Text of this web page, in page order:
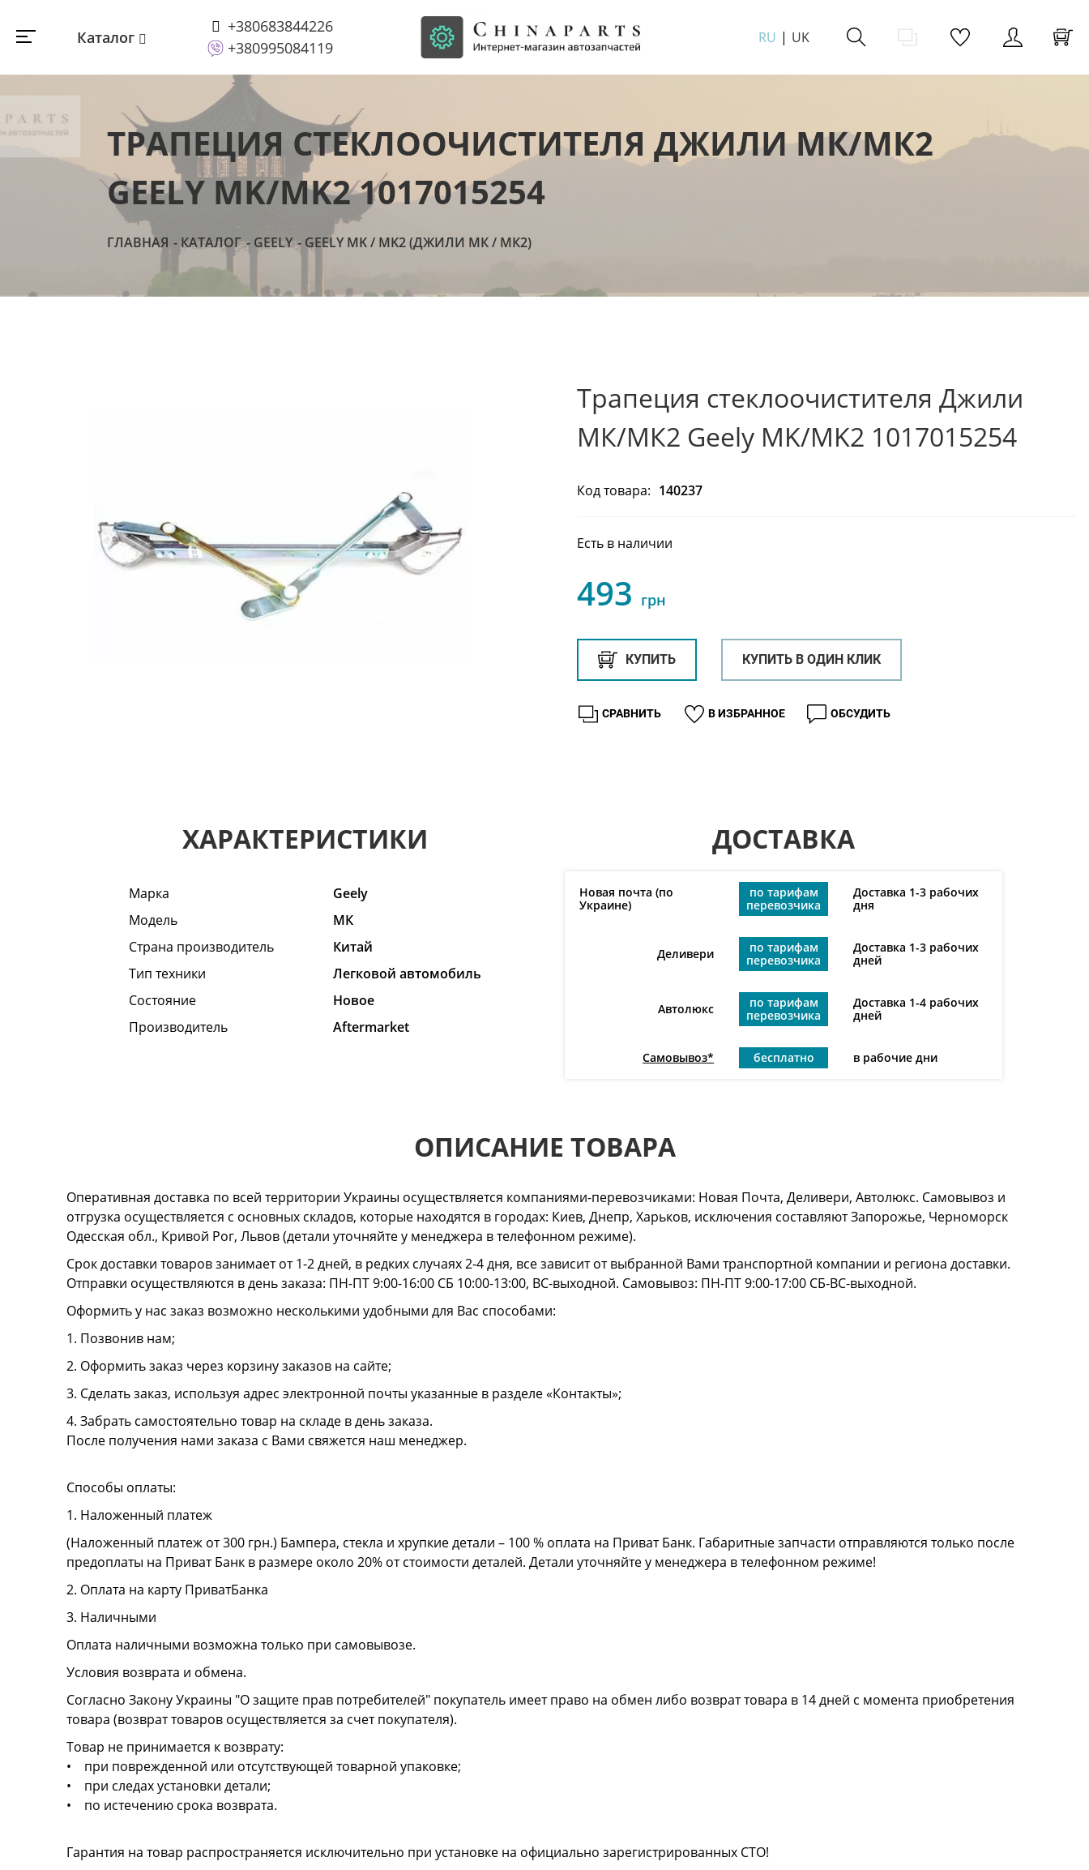
Каталог
+380683844226
+380995084119
RU UK
ТРАПЕЦИЯ СТЕКЛООЧИСТИТЕЛЯ ДЖИЛИ МК/МК2
GEELY MK/MK2 1017015254
ГЛАВНАЯ КАТАЛОГ GEELY GEELY MK / MK2 (ДЖИЛИ МК / МК2)
Трапеция стеклоочистителя Джили
МК/МК2 Geely MK/MK2 1017015254
Код товара: 140237
Есть в наличии
493 грн
КУПИТЬ КУПИТЬ В ОДИН КЛИК
В ИЗБРАННОЕ
СРАВНИТЬ ОБСУДИТЬ
ХАРАКТЕРИСТИКИ
Марка
Geely
Модель
МК
Страна производитель
Китай
Тип техники
Легковой автомобиль
Состояние
Hовое
Производитель
Aftermarket
ДОСТАВКА
Новая почта (по
Украине)
по тарифам
перевозчика
Доставка 1-3 рабочих
дня
Деливери
по тарифам
перевозчика
Доставка 1-3 рабочих
дней
Автолюкс
по тарифам
перевозчика
Доставка 1-4 рабочих
дней
Самовывоз* бесплатно в рабочие дни
ОПИСАНИЕ ТОВАРА
Оперативная доставка по всей территории Украины осуществляется компаниями-перевозчиками: Новая Почта, Деливери, Автолюкс. Самовывоз и
отгрузка осуществляется с основных складов, которые находятся в городах: Киев, Днепр, Харьков, исключения составляют Запорожье, Черноморск
Одесская обл., Кривой Рог, Львов (детали уточняйте у менеджера в телефонном режиме).
Срок доставки товаров занимает от 1-2 дней, в редких случаях 2-4 дня, все зависит от выбранной Вами транспортной компании и региона доставки.
Отправки осуществляются в день заказа: ПН-ПТ 9:00-16:00 СБ 10:00-13:00, ВС-выходной. Самовывоз: ПН-ПТ 9:00-17:00 СБ-ВС-выходной.
Оформить у нас заказ возможно несколькими удобными для Вас способами:
1. Позвонив нам;
2. Оформить заказ через корзину заказов на сайте;
3. Сделать заказ, используя адрес электронной почты указанные в разделе «Контакты»;
4. Забрать самостоятельно товар на складе в день заказа.
После получения нами заказа с Вами свяжется наш менеджер.
Способы оплаты:
1. Наложенный платеж
(Наложенный платеж от 300 грн.) Бампера, стекла и хрупкие детали – 100 % оплата на Приват Банк. Габаритные запчасти отправляются только после
предоплаты на Приват Банк в размере около 20% от стоимости деталей. Детали уточняйте у менеджера в телефонном режиме!
2. Оплата на карту ПриватБанка
3. Наличными
Оплата наличными возможна только при самовывозе.
Условия возврата и обмена.
Согласно Закону Украины "О защите прав потребителей" покупатель имеет право на обмен либо возврат товара в 14 дней с момента приобретения
товара (возврат товаров осуществляется за счет покупателя).
Товар не принимается к возврату:
• при поврежденной или отсутствующей товарной упаковке;
• при следах установки детали;
• по истечению срока возврата.
Гарантия на товар распространяется исключительно при установке на официально зарегистрированных СТО!